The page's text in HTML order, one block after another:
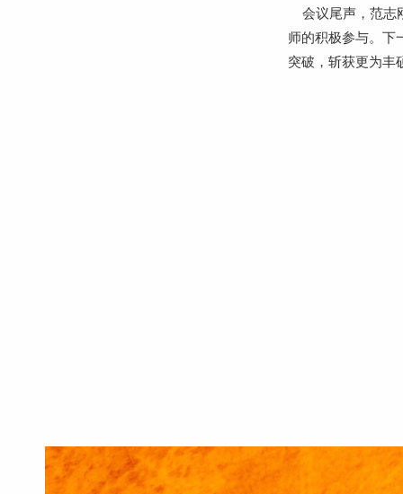
会议尾声，范志
师的积极参与。下
突破，斩获更为丰